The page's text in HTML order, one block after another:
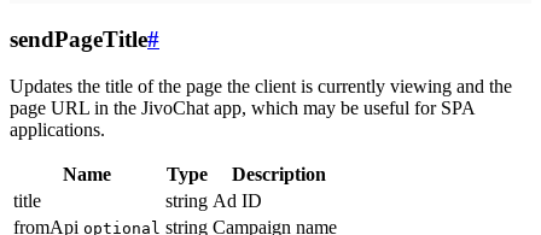
sendPageTitle#
Updates the title of the page the client is currently viewing and the
page URL in the JivoChat app, which may be useful for SPA
applications.
Name Type
Description
title
string Ad ID
fromApi optional string Campaign name